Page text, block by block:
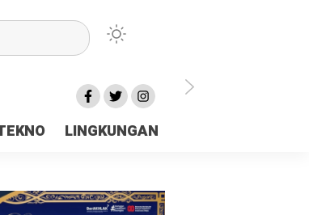
LINGKUNGAN
Papua
Miliar Disorot